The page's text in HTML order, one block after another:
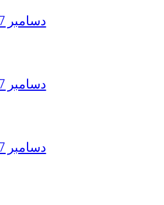
دسامبر 7, 2025
دسامبر 7, 2025
دسامبر 7, 2025